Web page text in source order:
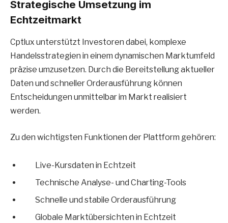
Strategische Umsetzung im
Echtzeitmarkt
Cptlux unterstützt Investoren dabei, komplexe
Handelsstrategien in einem dynamischen Marktumfeld
präzise umzusetzen. Durch die Bereitstellung aktueller
Daten und schneller Orderausführung können
Entscheidungen unmittelbar im Markt realisiert
werden.
Zu den wichtigsten Funktionen der Plattform gehören:
Live-Kursdaten in Echtzeit
Technische Analyse- und Charting-Tools
Schnelle und stabile Orderausführung
Globale Marktübersichten in Echtzeit